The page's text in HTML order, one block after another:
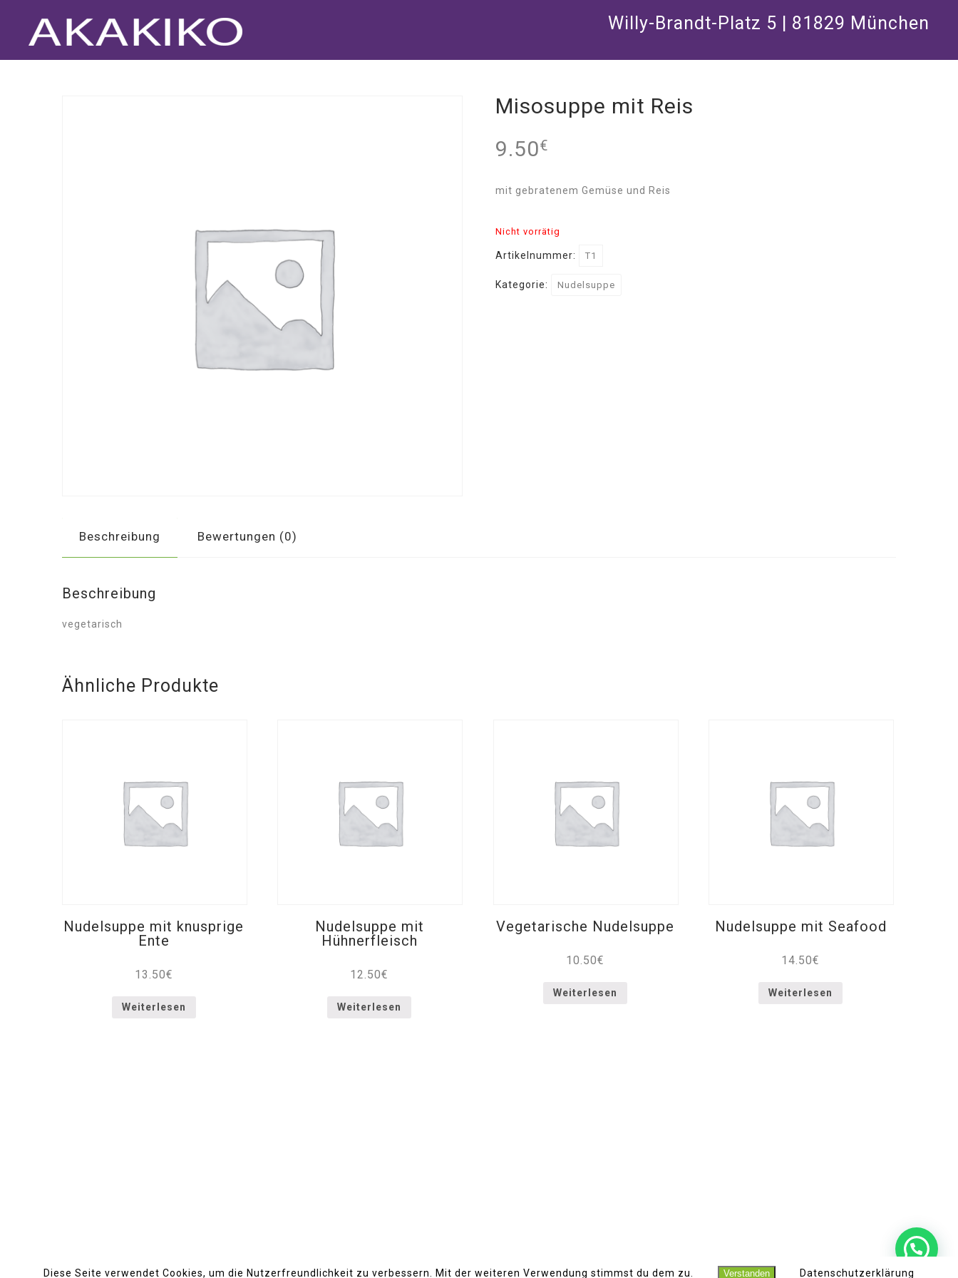
Willy-Brandt-Platz 5 | 81829 München
Misosuppe mit Reis
9.50€
mit gebratenem Gemüse und Reis
Nicht vorrätig
Artikelnummer: T1
Kategorie: Nudelsuppe
Beschreibung Bewertungen (0)
Beschreibung
vegetarisch
Ähnliche Produkte
Nudelsuppe mit knusprige
Ente
13.50€
Weiterlesen
Nudelsuppe mit
Hühnerfleisch
12.50€
Weiterlesen
Vegetarische Nudelsuppe
10.50€
Weiterlesen
Nudelsuppe mit Seafood
14.50€
Weiterlesen
Copyright Akakiko GmbH 2020 | Design by Wawitta.de
Diese Seite verwendet Cookies, um die Nutzerfreundlichkeit zu verbessern. Mit der weiteren Verwendung stimmst du dem zu. Verstanden Datenschutzerklärung